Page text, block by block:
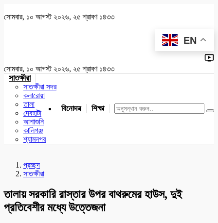
সোমবার, ১০ আগস্ট ২০২৬, ২৫ শ্রাবণ ১৪৩৩
EN
সোমবার, ১০ আগস্ট ২০২৬, ২৫ শ্রাবণ ১৪৩৩
সাতক্ষীরা
সাতক্ষীরা সদর
কলারোয়া
তালা
দেবহাটা
আশাশুনি
কালিগঞ্জ
শ্যামনগর
বিনোদন শিক্ষা খেলাধুলা জাতীয় যশোর
প্রচ্ছদ
সাতক্ষীরা
তালায় সরকারি রাস্তার উপর বাথরুমের হাউস, দুই
প্রতিবেশীর মধ্যে উত্তেজনা